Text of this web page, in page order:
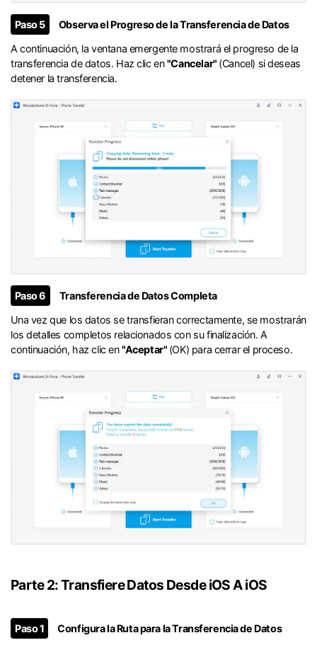
󠀰Paso 5
Observa el Progreso de la Transferencia de Datos󠀲󠀩󠀧󠀣󠀡󠀡󠀣󠀤󠀳
A continuación, la ventana emergente mostrará el progreso de la
transferencia de datos.󠀲󠀩󠀧󠀣󠀡󠀡󠀣󠀥󠀳󠀰 Haz clic en"Cancelar" (Cancel) si deseas
detener la transferencia.󠀲󠀩󠀧󠀣󠀡󠀡󠀣󠀦󠀳
󠀰Paso 6
Transferencia de Datos Completa󠀲󠀩󠀧󠀣󠀡󠀡󠀣󠀨󠀳
󠀰Una vez que los datos se transfieran correctamente, se mostrarán
los detalles completos relacionados con su finalización.󠀲󠀩󠀧󠀣󠀡󠀡󠀣󠀩󠀳󠀰 A
continuación, haz clic en"Aceptar" (OK) para cerrar el proceso.󠀲󠀩󠀧󠀣󠀡󠀡󠀤󠀠󠀳
Parte 2: Transfiere Datos Desde iOS A iOS󠀲󠀩󠀧󠀣󠀡󠀡󠀡󠀠󠀳
Paso 1
Configura la Ruta para la Transferencia de Datos󠀲󠀩󠀧󠀣󠀡󠀡󠀤󠀣󠀳